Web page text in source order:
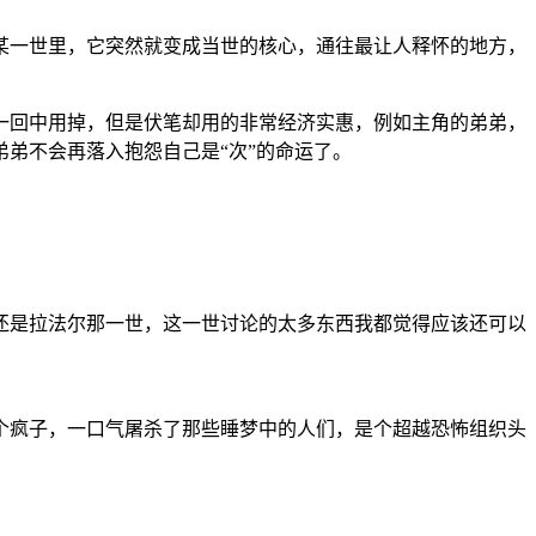
世里，它突然就变成当世的核心，通往最让人释怀的地方，
中用掉，但是伏笔却用的非常经济实惠，例如主角的弟弟，
不会再落入抱怨自己是“次”的命运了。
拉法尔那一世，这一世讨论的太多东西我都觉得应该还可以
子，一口气屠杀了那些睡梦中的人们，是个超越恐怖组织头